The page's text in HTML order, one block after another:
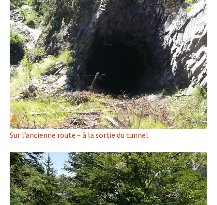
Sur l’ancienne route – à la sortie du tunnel.